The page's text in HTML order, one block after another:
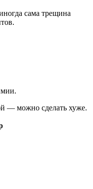
сама трещина
— можно сделать хуже.